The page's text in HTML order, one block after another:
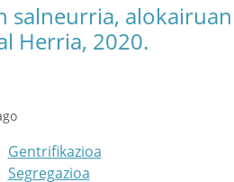
salneurria,
Herria, 2020.
Gentrifikazioa
Segregazioa